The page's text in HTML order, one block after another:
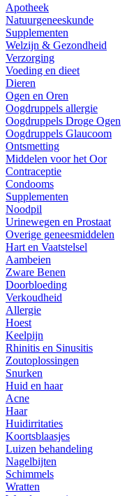
Apotheek
Natuurgeneeskunde
Supplementen
Welzijn & Gezondheid
Verzorging
Voeding en dieet
Dieren
Ogen en Oren
Oogdruppels allergie
Oogdruppels Droge Ogen
Oogdruppels Glaucoom
Ontsmetting
Middelen voor het Oor
Contraceptie
Condooms
Supplementen
Noodpil
Urinewegen en Prostaat
Overige geneesmiddelen
Hart en Vaatstelsel
Aambeien
Zware Benen
Doorbloeding
Verkoudheid
Allergie
Hoest
Keelpijn
Rhinitis en Sinusitis
Zoutoplossingen
Snurken
Huid en haar
Acne
Haar
Huidirritaties
Koortsblaasjes
Luizen behandeling
Nagelbijten
Schimmels
Wratten